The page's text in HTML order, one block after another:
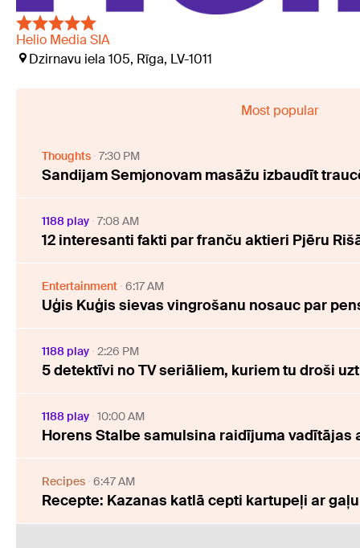
Helio Media SIA
Dzirnavu iela 105, Rīga, LV-1011
Most popular
Thoughts 7:30 PM
Sandijam Semjonovam masāžu izbaudīt
1188 play 7:08 AM
12 interesanti fakti par franču aktieri Pjēru
Entertainment 6:17 AM
Uģis Kuģis sievas vingrošanu nosauc par
1188 play 2:26 PM
5 detektīvi no TV seriāliem, kuriem tu droši
1188 play 10:00 AM
Horens Stalbe samulsina raidījuma
Recipes 6:47 AM
Recepte: Kazanas katlā cepti kartupeļi ar gaļu